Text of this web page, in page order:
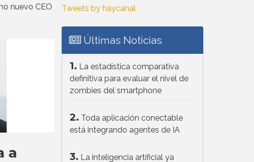
nuevo CEO
a
Tweets by haycanal
Últimas Noticias
1. La estadística comparativa
definitiva para evaluar el nivel de
zombies del smartphone
2. Toda aplicación conectable
está integrando agentes de IA
3. La inteligencia artificial ya